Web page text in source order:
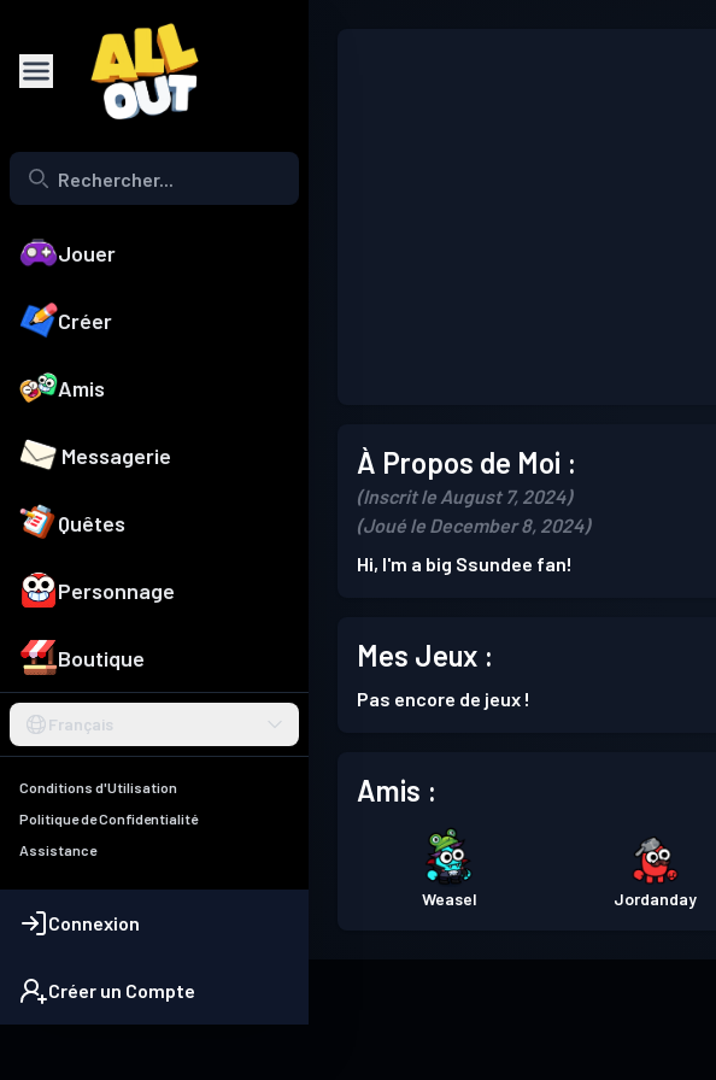
Jouer
Créer
Amis
Messagerie
Quêtes
Personnage
Boutique
Français
Conditions d'Utilisation
Politique de Confidentialité
Assistance
Connexion
Créer un Compte
À Propos de Moi :
(Inscrit le August 7, 2024)
(Joué le December 8, 2024)
Hi, I'm a big Ssundee fan!
Mes Jeux :
Pas encore de jeux !
Amis :
Weasel Jordanday